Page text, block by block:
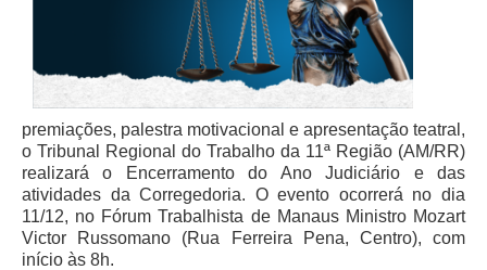
Comitê Gestor Regional do PJe
Comitê Gestor Regional do e-Gestão e de Tabelas
Processuais Unificadas
Comitê do Datajud
Comissão Regional de Pesquisa Judiciária e Ciência de
Dados
Comissão de Ética
Comitê de Priorização do Primeiro Grau
premiações, palestra motivacional e apresentação teatral,
o Tribunal Regional do Trabalho da 11ª Região (AM/RR)
realizará o Encerramento do Ano Judiciário e das
atividades da Corregedoria. O evento ocorrerá no dia
11/12, no Fórum Trabalhista de Manaus Ministro Mozart
Victor Russomano (Rua Ferreira Pena, Centro), com
início às 8h.